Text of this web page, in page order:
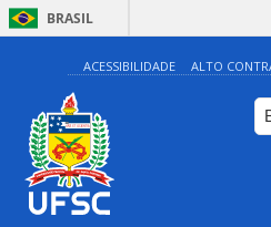
BRASIL
ACESSIBILIDADE ALTO